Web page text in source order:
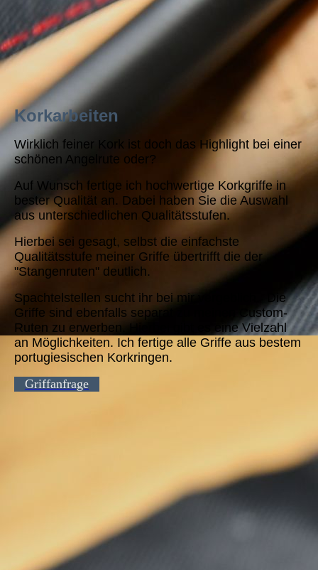
Korkarbeiten
Wirklich feiner Kork ist doch das Highlight bei einer
schönen Angelrute oder?
Auf Wunsch fertige ich hochwertige Korkgriffe in
bester Qualität an. Dabei haben Sie die Auswahl
aus unterschiedlichen Qualitätsstufen.
Hierbei sei gesagt, selbst die einfachste
Qualitätsstufe meiner Griffe übertrifft die der
"Stangenruten" deutlich.
Spachtelstellen sucht ihr bei mir vergeblich. Die
Griffe sind ebenfalls separat zu meinen Custom-
Ruten zu erwerben. Hierbei gibt es eine Vielzahl
an Möglichkeiten. Ich fertige alle Griffe aus bestem
portugiesischen Korkringen.
Griffanfrage